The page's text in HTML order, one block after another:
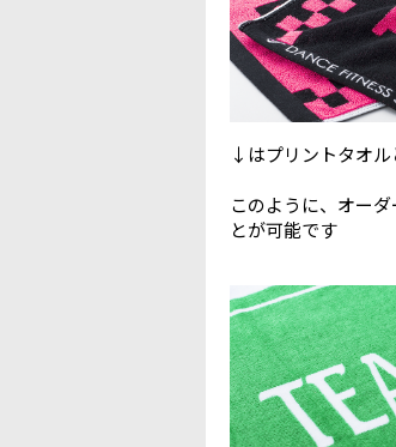
↓はプリントタオル
このように、オー
とが可能です